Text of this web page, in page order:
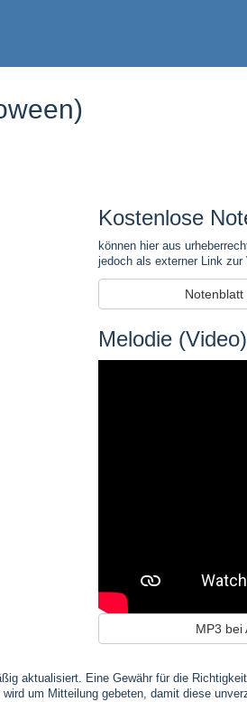
Kostenlose
können hier aus
jedoch als externer Link zur
Melodie (Video)
MP3 bei
aktualisiert. Eine Gewähr für die
um Mitteilung gebeten, damit diese